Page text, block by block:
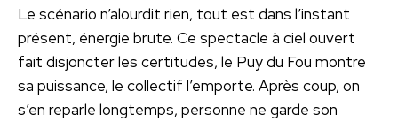
Le scénario n’alourdit rien, tout est dans l’instant
présent, énergie brute. Ce spectacle à ciel ouvert
fait disjoncter les certitudes, le Puy du Fou montre
sa puissance, le collectif l’emporte. Après coup, on
s’en reparle longtemps, personne ne garde son